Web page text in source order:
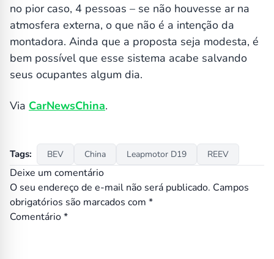
no pior caso, 4 pessoas – se não houvesse ar na
atmosfera externa, o que não é a intenção da
montadora. Ainda que a proposta seja modesta, é
bem possível que esse sistema acabe salvando
seus ocupantes algum dia.
Via CarNewsChina.
Tags: BEV China Leapmotor D19 REEV
Deixe um comentário
O seu endereço de e-mail não será publicado. Campos
obrigatórios são marcados com *
Comentário*